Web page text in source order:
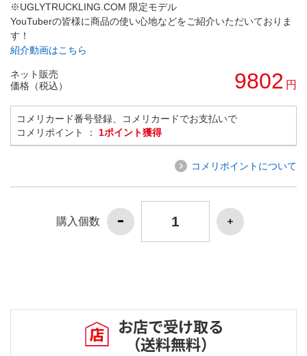
※UGLYTRUCKLING.COM 限定モデル
YouTuberの皆様に商品の使い心地などをご紹介いただいておりま
す！
紹介動画はこちら
ネット販売
価格（税込）
9802 円
コメリカード番号登録、コメリカードでお支払いで
コメリポイント ： 1ポイント獲得
コメリポイントについて
購入個数
お店で受け取る
（送料無料）